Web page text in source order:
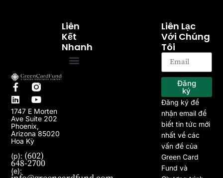
1747 E Morten
Ave Suite 202
Phoenix,
Arizona 85020
Hoa Kỳ
(p): (602)
648-2700
(e):
Liên
Kết
Nhanh
Liên Lạc
Với Chúng
Tôi
Đăng
ký
Đăng ký để
nhận email để
biết tin tức mới
nhất về các
vấn đề của
Green Card
Fund và